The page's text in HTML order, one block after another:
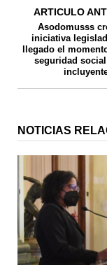
ARTICULO
Asodomusss
iniciativa
llegado el
seguridad
NOTICIAS